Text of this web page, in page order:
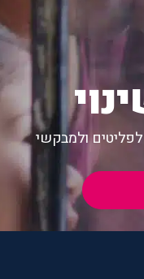
לפליטים ולמבקשי